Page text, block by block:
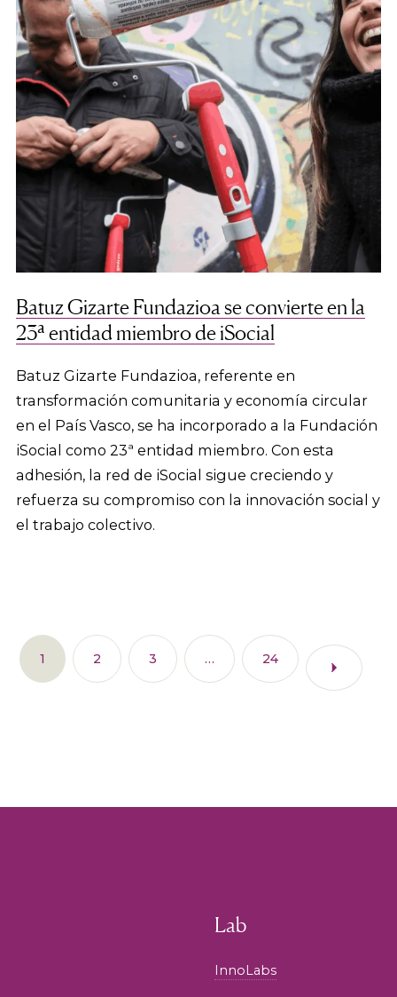
Batuz Gizarte Fundazioa se convierte en la
23ª entidad miembro de iSocial
Batuz Gizarte Fundazioa, referente en
transformación comunitaria y economía circular
en el País Vasco, se ha incorporado a la Fundación
iSocial como 23ª entidad miembro. Con esta
adhesión, la red de iSocial sigue creciendo y
refuerza su compromiso con la innovación social y
el trabajo colectivo.
1 2 3 … 24
Lab
InnoLabs